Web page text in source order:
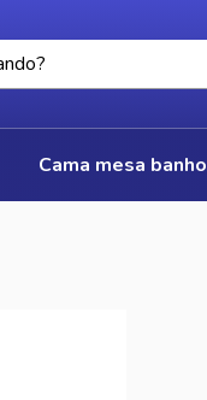
cama mesa banho